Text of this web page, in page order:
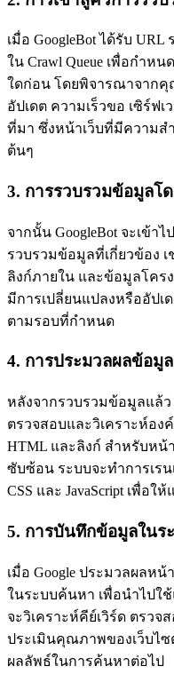
เมื่อ GoogleBot ได้รับ
ใน Crawl Queue เพื่อกำห
ใดก่อน โดยพิจารณาจากคุ
อัปเดต ความเร็วขอ เซิร์ฟ
ที่มา ซึ่งหน้าเว็บที่มีความส
ต้นๆ
3. การรวบรวมข้อมูลโ
จากนั้น GoogleBot จะเข้า
รวบรวมข้อมูลที่เกี่ยวข้อง
ลิงก์ภายใน และข้อมูลโครง
มีการเปลี่ยนแปลงหรืออัปเ
ตามรอบที่กำหนด
4. การประมวลผลข้อมูล
หลังจากรวบรวมข้อมูลแล้ว
ตรวจสอบและวิเคราะห์อง
HTML และลิงก์ สำหรับหน้า
ซับซ้อน ระบบจะทำการเรน
CSS และ JavaScript เพื่อ
5. การบันทึกข้อมูลในร
เมื่อ Google ประมวลผลห
ในระบบค้นหา เพื่อนำไปใ
จะวิเคราะห์คีย์เวิร์ด ตรวจ
ประเมินคุณภาพของเว็บไ
ผลลัพธ์ในการค้นหาต่อไป